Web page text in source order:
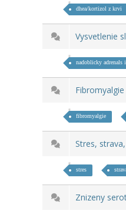
dhea/kortizol z krvi
Vysvetlenie
nadoblicky adrenals
fibromyalgie
Stres,
stres
Znizeny